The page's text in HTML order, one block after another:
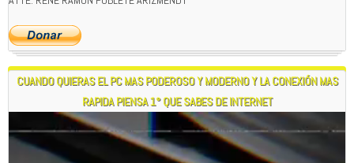
CUANDO QUIERAS EL PC MAS PODEROSO Y MODERNO Y LA CONEXIÓN MAS
RAPIDA PIENSA 1° QUE SABES DE INTERNET
Reproductor
de